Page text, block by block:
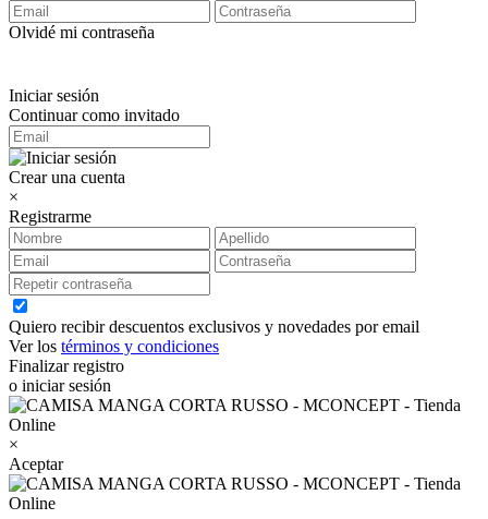
Olvidé mi contraseña
Iniciar sesión
Continuar como invitado
Crear una cuenta
×
Registrarme
Quiero recibir descuentos exclusivos y novedades por email
Ver los términos y condiciones
Finalizar registro
o iniciar sesión
×
Aceptar